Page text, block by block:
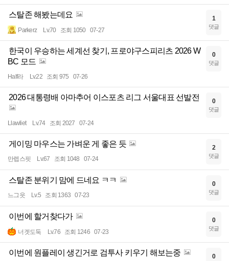
스탈존 해봤는데요
Parkerz Lv.70 조회 1050 07-27
1
댓글
한국이 우승하는 세계선 찾기, 프로야구스피리츠 2026 W
BC 모드
Half라 Lv.22 조회 975 07-26
0
댓글
2026 대통령배 아마추어 이스포츠 리그 서울대표 선발전
Llawliet Lv.74 조회 2027 07-24
0
댓글
게이밍 마우스는 가벼운 게 좋은 듯
만렙스핏 Lv.67 조회 1048 07-24
2
댓글
스탈존 분위기 맘에 드네요 ㅋㅋ
느그읏 Lv.5 조회 1363 07-23
0
댓글
이번에 할거찾다가
너겟도둑 Lv.76 조회 1246 07-23
0
댓글
이번에 원플레이 생긴거로 검투사 키우기 해보는중 0